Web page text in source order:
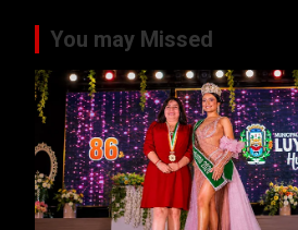
You may Missed